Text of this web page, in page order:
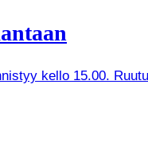
kello 15.00.